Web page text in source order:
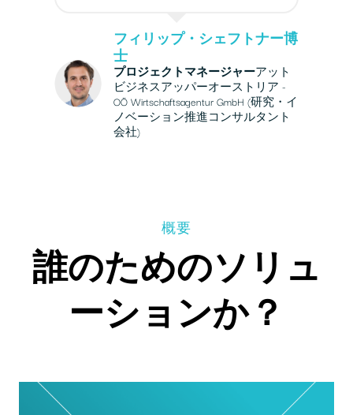
フィリップ・シェフトナー博
士
プロジェクトマネージャーアット
ビジネスアッパーオーストリア -
OÖ Wirtschaftsagentur GmbH (研究・イ
ノベーション推進コンサルタント
会社)
概要
誰のためのソリュ
ーションか？